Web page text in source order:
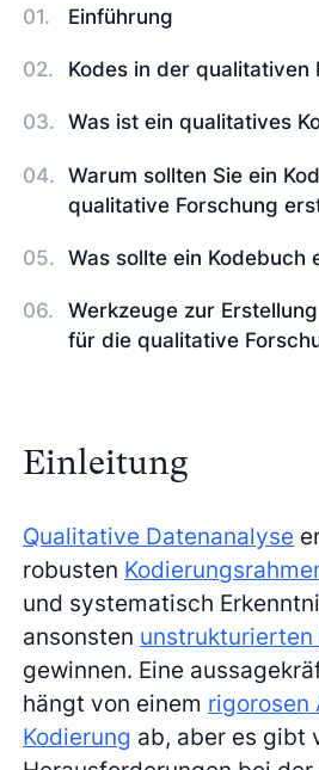
Einführung
Kodes in der qualitativen
Was ist ein qualitatives
Warum sollten Sie ein
qualitative Forschung
Was sollte ein Kodebuch
Werkzeuge zur
für die qualitative
Einleitung
Qualitative Datenanalyse
robusten
und systematisch
ansonsten unstrukturierten
gewinnen. Eine
hängt von einem rigorosen
Kodierung ab, aber es gibt